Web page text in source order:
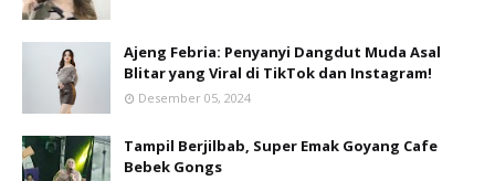
Ajeng Febria: Penyanyi Dangdut Muda Asal
Blitar yang Viral di TikTok dan Instagram!
Desember 05, 2024
Tampil Berjilbab, Super Emak Goyang Cafe
Bebek Gongs